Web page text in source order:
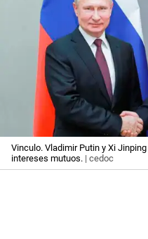
Vinculo. Vladimir Putin y Xi
intereses mutuos. | cedoc